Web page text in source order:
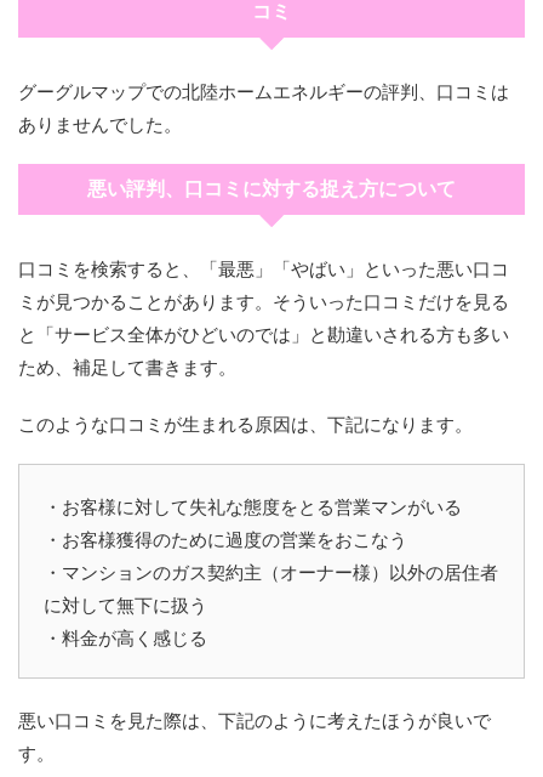
コミ
グーグルマップでの北陸ホームエネルギーの評判、口コミは
ありませんでした。
悪い評判、口コミに対する捉え方について
口コミを検索すると、「最悪」「やばい」といった悪い口コ
ミが見つかることがあります。そういった口コミだけを見る
と「サービス全体がひどいのでは」と勘違いされる方も多い
ため、補足して書きます。
このような口コミが生まれる原因は、下記になります。
・お客様に対して失礼な態度をとる営業マンがいる
・お客様獲得のために過度の営業をおこなう
・マンションのガス契約主（オーナー様）以外の居住者
に対して無下に扱う
・料金が高く感じる
悪い口コミを見た際は、下記のように考えたほうが良いで
す。